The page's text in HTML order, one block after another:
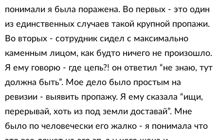
понимали я была поражена. Во первых - это один
из единственных случаев такой крупной пропажи.
Во вторых - сотрудник сидел с максимально
каменным лицом, как будто ничего не произошло.
Я ему говорю - где цепь?! он ответил “не знаю, тут
должна быть”. Мое дело было простым на
ревизии - выявить пропажу. Я ему сказала “ищи,
перерывай, хоть из под земли доставай”. Мне
было по человечески его жалко - я понимала что